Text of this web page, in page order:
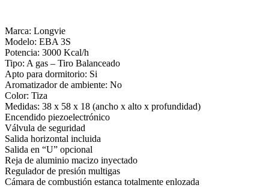
Marca: Longvie
Modelo: EBA 3S
Potencia: 3000 Kcal/h
Tipo: A gas – Tiro Balanceado
Apto para dormitorio: Si
Aromatizador de ambiente: No
Color: Tiza
Medidas: 38 x 58 x 18 (ancho x alto x profundidad)
Encendido piezoelectrónico
Válvula de seguridad
Salida horizontal incluida
Salida en “U” opcional
Reja de aluminio macizo inyectado
Regulador de presión multigas
Cámara de combustión estanca totalmente enlozada